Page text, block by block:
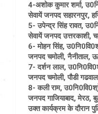
4-अशोक कुमार शर्मा,
सेवायें जनपद सहारनपुर,
5- उपेन्द्र सिंह रावत,
सेवायें जनपद उत्तरकाशी,
6- मोहन सिंह,
जनपद चमोली, नैनीताल,
7- दर्शन लाल,
जनपद चमोली, पौडी
8- कली राम,
जनपद गाजियाबाद, मेरठ,
उक्त कार्यक्रम के दौरान